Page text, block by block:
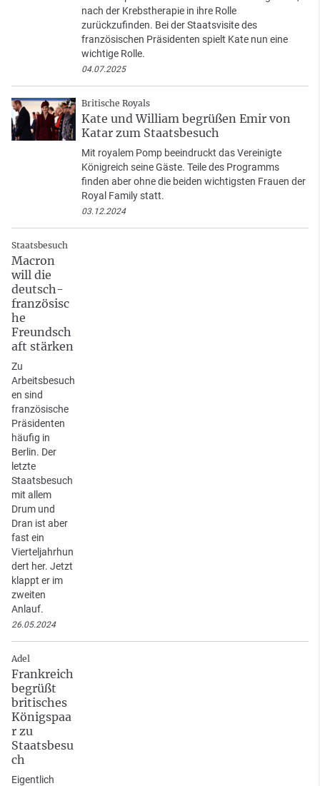
nach der Krebstherapie in ihre Rolle
zurückzufinden. Bei der Staatsvisite des
französischen Präsidenten spielt Kate nun eine
wichtige Rolle.
04.07.2025
Britische Royals
Kate und William begrüßen Emir von
Katar zum Staatsbesuch
Mit royalem Pomp beeindruckt das Vereinigte
Königreich seine Gäste. Teile des Programms
finden aber ohne die beiden wichtigsten Frauen der
Royal Family statt.
03.12.2024
Staatsbesuch
Macron
will die
deutsch-
französisc
he
Freundsch
aft stärken
Zu
Arbeitsbesuch
en sind
französische
Präsidenten
häufig in
Berlin. Der
letzte
Staatsbesuch
mit allem
Drum und
Dran ist aber
fast ein
Vierteljahrhun
dert her. Jetzt
klappt er im
zweiten
Anlauf.
26.05.2024
Adel
Frankreich
begrüßt
britisches
Königspaa
r zu
Staatsbesu
ch
Eigentlich